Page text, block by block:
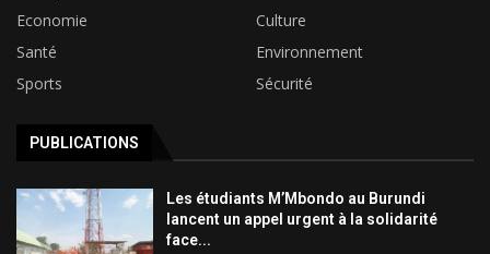
Economie
Culture
Santé
Environnement
Sports
Sécurité
PUBLICATIONS
Les étudiants M’Mbondo au Burundi
lancent un appel urgent à la solidarité
face...